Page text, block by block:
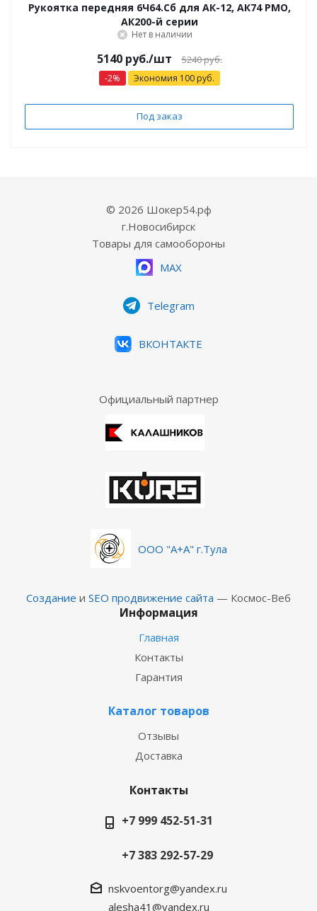
Рукоятка передняя 6Ч64.Сб для АК-12, АК74 РМО,
АК200-й серии
Нет в наличии
5140 руб./шт 5240 руб.
-2% Экономия 100руб.
Под заказ
© 2026 Шокер54.рф
г.Новосибирск
Товары для самообороны
MAX
Telegram
ВКОНТАКТЕ
Официальный партнер
ООО "А+А" г.Тула
Создание и SEO продвижение сайта — Космос-Веб
Информация
Главная
Контакты
Гарантия
Каталог товаров
Отзывы
Доставка
Контакты
+7 999 452-51-31
+7 383 292-57-29
nskvoentorg@yandex.ru
alesha41@yandex.ru